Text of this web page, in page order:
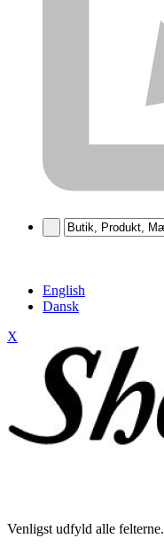
English
Dansk
X
Venligst udfyld alle felterne.